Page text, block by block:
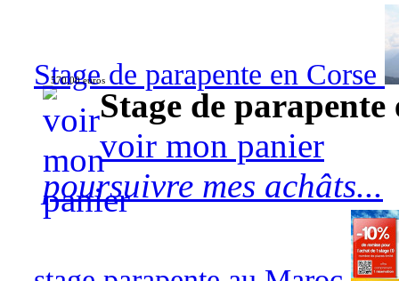
Stage de parapente en Corse
570,00 euros
Stage de
voir mon panier
poursuivre mes achâts...